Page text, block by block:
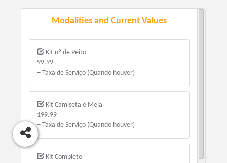
Modalities and Current Values
Kit nº de Peito
99.99
+ Taxa de Serviço (Quando houver)
Kit Camiseta e Meia
199.99
+ Taxa de Serviço (Quando houver)
Kit Completo